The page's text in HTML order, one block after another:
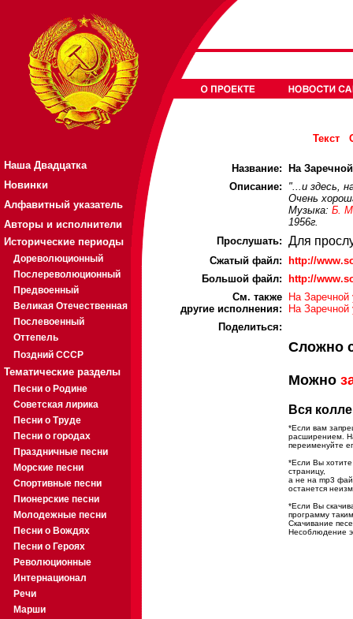
Наша Двадцатка
Новинки
Алфавитный указатель
Авторы и исполнители
Исторические периоды
Дореволюционный
Послереволюционный
Предвоенный
Великая Отечественная
Послевоенный
Оттепель
Поздний СССР
Тематические разделы
Песни о Родине
Советская лирика
Песни о Труде
Песни о городах
Праздничные песни
Морские песни
Спортивные песни
Пионерские песни
Молодежные песни
Песни о Вождях
Песни о Героях
Революционные
Интернационал
Речи
Марши
Текст
Название:
На
Описание:
"...и здесь,
Очень
Музыка: Б.
1956г.
Прослушать: Для
Cжатый файл:
http://
Большой файл:
http://
См. также
другие исполнения:
На
На
Поделиться:
Сложно
Можно
Вся
*Если вам
расширением.
переименуйте
*Если Вы
страницу,
а не на mp3
останется
*Если Вы
программу
Скачивание
Несоблюдение